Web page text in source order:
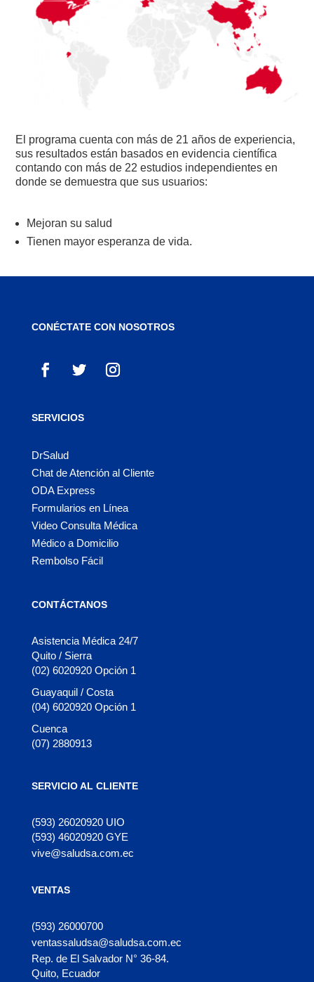
El programa cuenta con más de 21 años de experiencia,
sus resultados están basados en evidencia científica
contando con más de 22 estudios independientes en
donde se demuestra que sus usuarios:
Mejoran su salud
Tienen mayor esperanza de vida.
CONÉCTATE CON NOSOTROS
SERVICIOS
DrSalud
Chat de Atención al Cliente
ODA Express
Formularios en Línea
Video Consulta Médica
Médico a Domicilio
Rembolso Fácil
CONTÁCTANOS
Asistencia Médica 24/7
Quito / Sierra
(02) 6020920 Opción 1
Guayaquil / Costa
(04) 6020920 Opción 1
Cuenca
(07) 2880913
SERVICIO AL CLIENTE
(593) 26020920 UIO
(593) 46020920 GYE
vive@saludsa.com.ec
VENTAS
(593) 26000700
ventassaludsa@saludsa.com.ec
Rep. de El Salvador N° 36-84.
Quito, Ecuador